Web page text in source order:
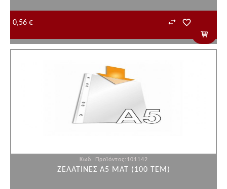
0,56 €
Κωδ. Προϊόντος:101142
ΖΕΛΑΤΙΝΕΣ Α5 ΜΑΤ (100 ΤΕΜ)